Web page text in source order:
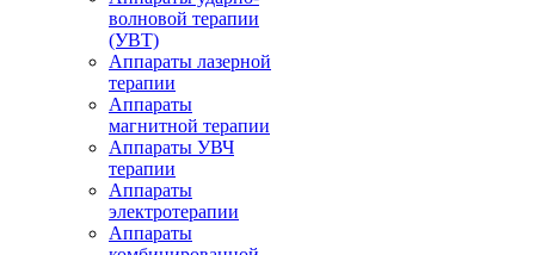
волновой терапии
(УВТ)
Аппараты лазерной
терапии
Аппараты
магнитной терапии
Аппараты УВЧ
терапии
Аппараты
электротерапии
Аппараты